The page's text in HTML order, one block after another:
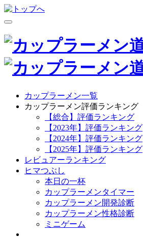
カップラーメン一覧
カップラーメン評価ランキング
【総合】評価ランキング
【2023年】評価ランキング
【2024年】評価ランキング
【2025年】評価ランキング
レビュアーランキング
ヒマつぶし
本日の一杯
カップラーメンタイマー
カップラーメン開発診断
カップラーメン性格診断
ミニゲーム